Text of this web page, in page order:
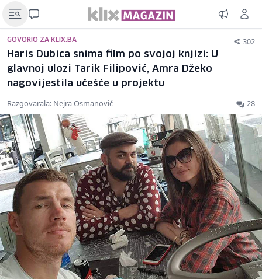
GOVORIO ZA KLIX.BA 302
Haris Dubica snima film po svojoj knjizi: U
glavnoj ulozi Tarik Filipović, Amra Džeko
nagovijestila učešće u projektu
Razgovarala: Nejra Osmanović 28